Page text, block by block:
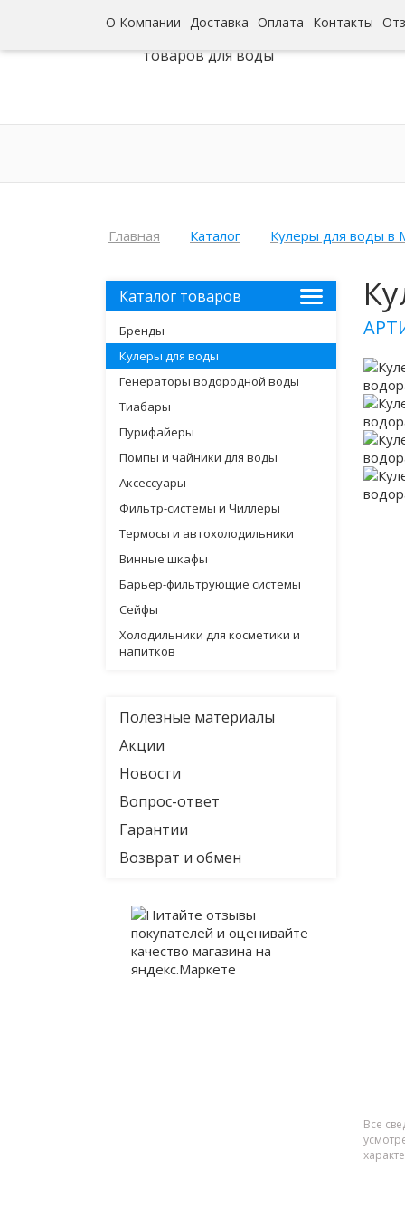
О Компании Доставка Оплата Контакты
Интернет-гипермаркет
товаров для воды
Главная Каталог Кулеры для воды в
Каталог товаров
Бренды
Кулеры для воды
Генераторы водородной воды
Тиабары
Пурифайеры
Помпы и чайники для воды
Аксессуары
Фильтр-системы и Чиллеры
Термосы и автохолодильники
Винные шкафы
Барьер-фильтрующие системы
Сейфы
Холодильники для косметики и
напитков
Полезные материалы
Акции
Новости
Вопрос-ответ
Гарантии
Возврат и обмен
Все